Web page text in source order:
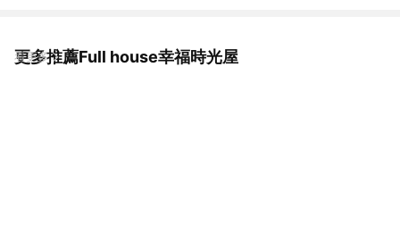
更多推薦Full house幸福時光屋
看更多